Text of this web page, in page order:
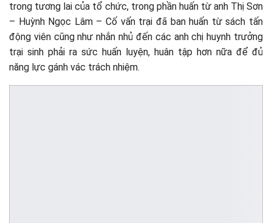
trong tương lai của tổ chức, trong phần huấn từ anh Thị Sơn
– Huỳnh Ngọc Lâm – Cố vấn trại đã ban huấn từ sách tấn
động viên cũng như nhắn nhủ đến các anh chị huynh trưởng
trại sinh phải ra sức huấn luyện, huân tập hơn nữa để đủ
năng lực gánh vác trách nhiệm.